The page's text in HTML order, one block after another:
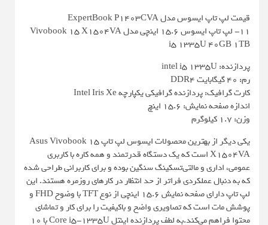
قیمت لپ تاپ ایسوس مدل ExpertBook P1403CVA
11- لپ تاپ ایسوس 15.6 اینچی مدل Vivobook 15 X1504VA
i5 1335U 40GB 1TB
پردازنده: intel i5 1335U
رم: 40 گیگابایت DDR4
کارت گرافیک: پردازنده گرافیکی یکپارچه Intel Iris Xe
اندازه صفحه نمایش: 15.6 اینچ
وزن: 1.7 کیلوگرم
یکی دیگر از بهترین محصولات ایسوس لپ تاپ Asus Vivobook 15
X1504VA است که یک دستگاه قدرتمند و همه کاره با کاربری
عمومی، اداری و مالتی‌تسکینگ سنگین بوده و برای کاربرانی طراحی شده
که به دنبال عملکردی فراتر از حد انتظار در کارهای روزمره هستند. این
لپ تاپ دارای صفحه نمایش 15.6 اینچی از نوع TFT با وضوح FHD و
پوشش مات است که تصاویری واضح و باکیفیت را برای کار و تماشای
محتوا فراهم می‌کند.به لطف پردازنده اینتل Core i5-1335U با 10